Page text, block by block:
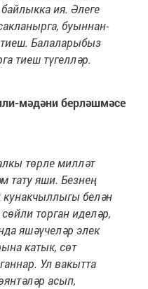
ия. Әлеге
буыннан-
Балаларыбыз
тиеш түгелләр.
мәдәни берләшмәсе
төрле милләт
тату яши. Безнең
кунакчыллыгы белән
торган иделәр,
яшәүчеләр элек
катык, сөт
Ул вакытта
асып,